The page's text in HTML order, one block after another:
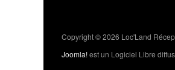
Copyright © 2026 Loc'Land
Joomla!est un Logiciel Libre